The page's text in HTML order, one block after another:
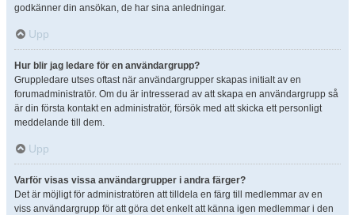
godkänner din ansökan, de har sina anledningar.
Upp
Hur blir jag ledare för en användargrupp?
Gruppledare utses oftast när användargrupper skapas initialt av en
forumadministratör. Om du är intresserad av att skapa en användargrupp så
är din första kontakt en administratör, försök med att skicka ett personligt
meddelande till dem.
Upp
Varför visas vissa användargrupper i andra färger?
Det är möjligt för administratören att tilldela en färg till medlemmar av en
viss användargrupp för att göra det enkelt att känna igen medlemmar i den